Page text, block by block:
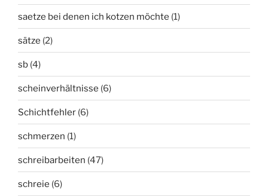
saetze bei denen ich kotzen möchte (1)
sätze (2)
sb (4)
scheinverhältnisse (6)
Schichtfehler (6)
schmerzen (1)
schreibarbeiten (47)
schreie (6)